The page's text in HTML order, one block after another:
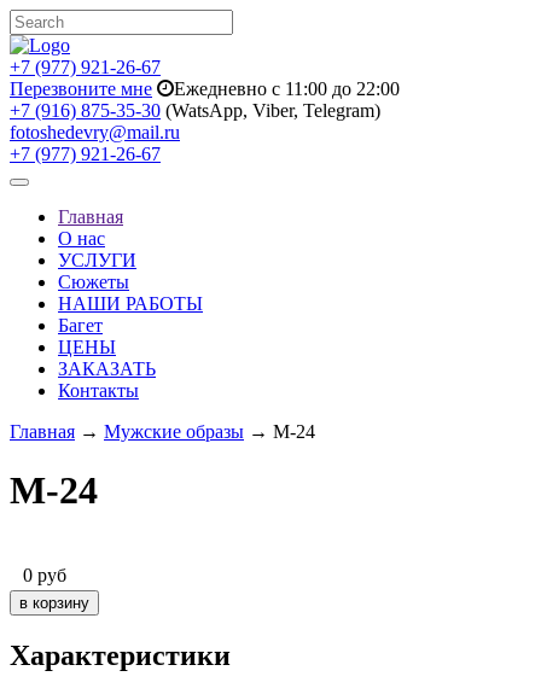
+7 (977) 921-26-67
Перезвоните мне
Ежедневно с 11:00 до 22:00
+7 (916) 875-35-30 (WatsApp, Viber, Telegram)
fotoshedevry@mail.ru
+7 (977) 921-26-67
Toggle
navigationГлавная
О нас
УСЛУГИ
Сюжеты
НАШИ РАБОТЫ
Багет
ЦЕНЫ
ЗАКАЗАТЬ
Контакты
Главная → Мужские образы → M-24
M-24
0 руб
Характеристики